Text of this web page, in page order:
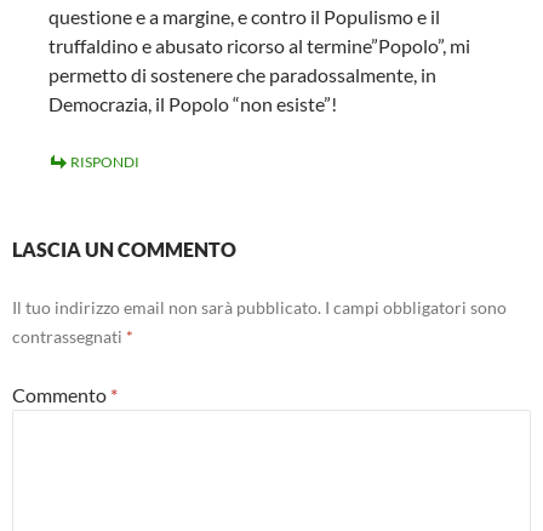
questione e a margine, e contro il Populismo e il
truffaldino e abusato ricorso al termine”Popolo”, mi
permetto di sostenere che paradossalmente, in
Democrazia, il Popolo “non esiste”!
RISPONDI
LASCIA UN COMMENTO
Il tuo indirizzo email non sarà pubblicato. I campi obbligatori sono
contrassegnati *
Commento *